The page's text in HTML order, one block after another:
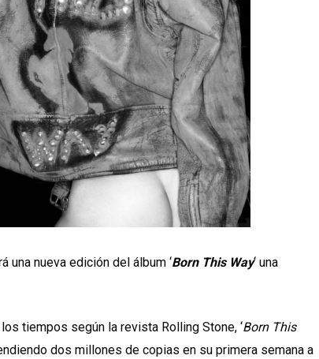
una nueva edición del álbum ‘Born This Way‘ una
tiempos según la revista Rolling Stone, ‘Born This
dos millones de copias en su primera semana a